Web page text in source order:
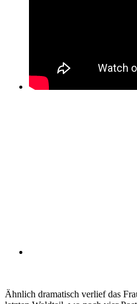
Ähnlich dramatisch verlief das